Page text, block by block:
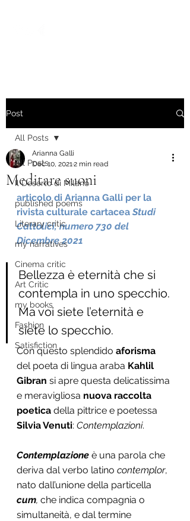
Post
All Posts
Il Deserto di Milano
published poems
Literary critic
my narratives
Cinema critic
Art Critic
my books
Fashion
Satisfiction
All Posts
Meditare suoni
Arianna Galli
Dec 10, 20212 min read
articolo di Arianna Galli per la
rivista culturale cartacea Studi
Cattolici, numero 730 del
Dicembre 2021
Bellezza è eternità che si
contempla in uno specchio.
Ma voi siete l’eternità e
siete lo specchio.
Con questo splendido aforisma
del poeta di lingua araba Kahlil
Gibran si apre questa delicatissima
e meravigliosa nuova raccolta
poetica della pittrice e poetessa
Silvia Venuti: Contemplazioni.
Contemplazione è una parola che
deriva dal verbo latino contemplor,
nato dall’unione della particella
cum, che indica compagnia o
simultaneità, e dal termine